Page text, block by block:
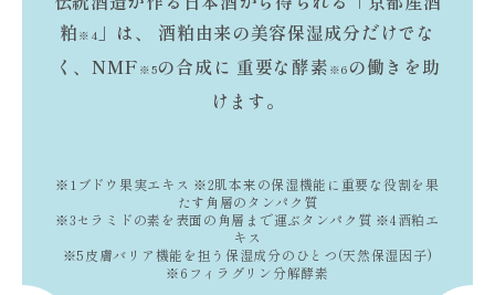
粕 ※4 」は、
酒粕由来の美容保湿成分だけでな
く、NMF ※5の合成に 重要な酵素 ※6 の働きを助
けます。
※1ブドウ果実エキス ※2肌本来の保湿機能に重要な役割を果
たす角層のタンパク質
※3セラミドの素を表面の角層まで運ぶタンパク質 ※4酒粕エ
キス
※5皮膚バリア機能を担う保湿成分のひとつ(天然保湿因子)
※6フィラグリン分解酵素